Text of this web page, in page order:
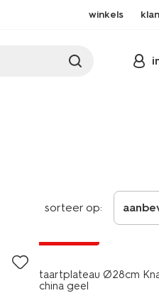
winkels
sorteer op:
taartplateau Ø28cm
china geel